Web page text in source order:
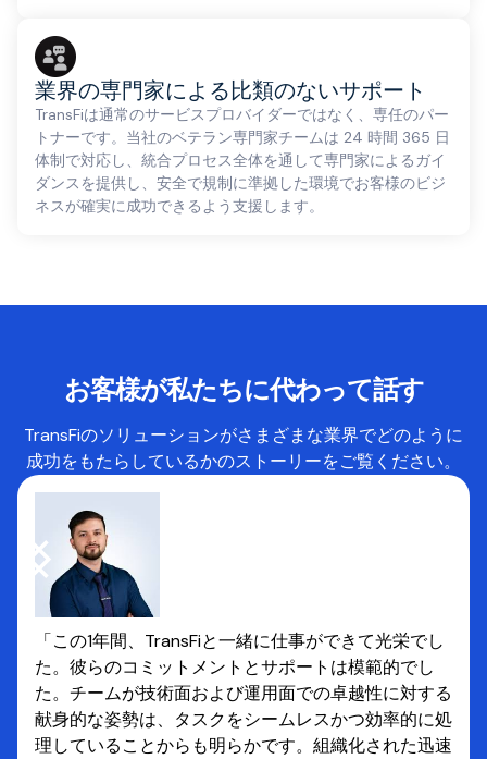
業界の専門家による比類のないサポート
TransFiは通常のサービスプロバイダーではなく、専任のパー
トナーです。当社のベテラン専門家チームは 24 時間 365 日
体制で対応し、統合プロセス全体を通して専門家によるガイ
ダンスを提供し、安全で規制に準拠した環境でお客様のビジ
ネスが確実に成功できるよう支援します。
お客様が私たちに代わって話す
TransFiのソリューションがさまざまな業界でどのように
成功をもたらしているかのストーリーをご覧ください。
「この1年間、TransFiと一緒に仕事ができて光栄でし
た。彼らのコミットメントとサポートは模範的でし
た。チームが技術面および運用面での卓越性に対する
献身的な姿勢は、タスクをシームレスかつ効率的に処
理していることからも明らかです。組織化された迅速